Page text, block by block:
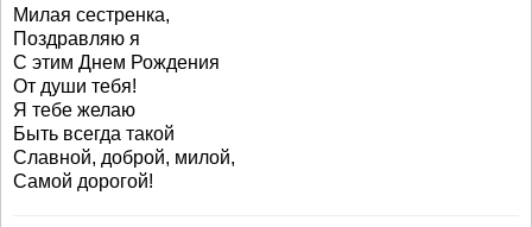
Милая сестренка,
Поздравляю я
С этим Днем Рождения
От души тебя!
Я тебе желаю
Быть всегда такой
Славной, доброй, милой,
Самой дорогой!